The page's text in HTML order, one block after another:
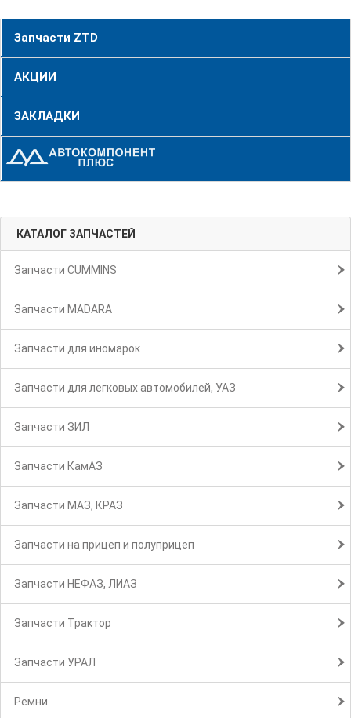
Запчасти ZTD
АКЦИИ
ЗАКЛАДКИ
КАТАЛОГ ЗАПЧАСТЕЙ
Запчасти CUMMINS
Запчасти MADARA
Запчасти для иномарок
Запчасти для легковых автомобилей, УАЗ
Запчасти ЗИЛ
Запчасти КамАЗ
Запчасти МАЗ, КРАЗ
Запчасти на прицеп и полуприцеп
Запчасти НЕФАЗ, ЛИАЗ
Запчасти Трактор
Запчасти УРАЛ
Ремни